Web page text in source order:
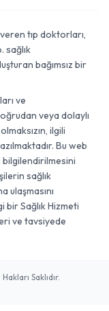
tıp doktorları,
sağlık
bağımsız bir
ve
veya dolaylı
ilgili
Bu web
bilgilendirilmesini
sağlık
ulaşmasını
bir Sağlık Hizmeti
ve tavsiyede
Saklıdır.